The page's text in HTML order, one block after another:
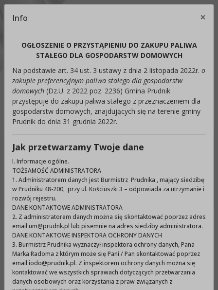
Kontrast:
Rozmiar czcionki:
A
A+ A++
Odstępy:
Zmień odstęp między literami
Zmień interlinię i margines
Reset:
Przywróć
Lektor:
Czytaj odnośniki
Czytaj tekst
Urząd Miejski w Prudniku
Menu
Ukryj panel ułatwień dostępu
Wyszukiwarka
Info ×
OGŁOSZENIE O PRZYSTĄPIENIU DO ZAKUPU PALIWA
STAŁEGO DLA GOSPODARSTW DOMOWYCH
Na podstawie art. 34 ust. 3 ustawy z dnia 2 listopada 2022r. o
zakupie preferencyjnym paliwa stałego dla gospodarstw
domowych (Dz.U. z 2022 poz. 2236) Gmina Prudnik
przystępuje do zakupu paliwa stałego z przeznaczeniem dla
gospodarstw domowych, znajdujących się na terenie gminy
Prudnik do dnia 31 grudnia 2022r.
Jak przetwarzamy Twoje dane
I. Informacje ogólne.
TOŻSAMOŚĆ ADMINISTRATORA
1. Administratorem danych jest Burmistrz Prudnika , mający siedzibę
w Prudniku 48-200, przy ul. Kościuszki 3 – odpowiada za utrzymanie i
rozwój rejestru.
DANE KONTAKTOWE ADMINISTRATORA
2. Z administratorem danych można się skontaktować poprzez adres
email um@prudnk.pl lub pisemnie na adres siedziby administratora.
DANE KONTAKTOWE INSPEKTORA OCHRONY DANYCH
3. Burmistrz Prudnika wyznaczył inspektora ochrony danych, Pana
Marka Radoma z którym może się Pani / Pan skontaktować poprzez
email iodo@prudnik.pl. Z inspektorem ochrony danych można się
kontaktować we wszystkich sprawach dotyczących przetwarzania
danych osobowych oraz korzystania z praw związanych z